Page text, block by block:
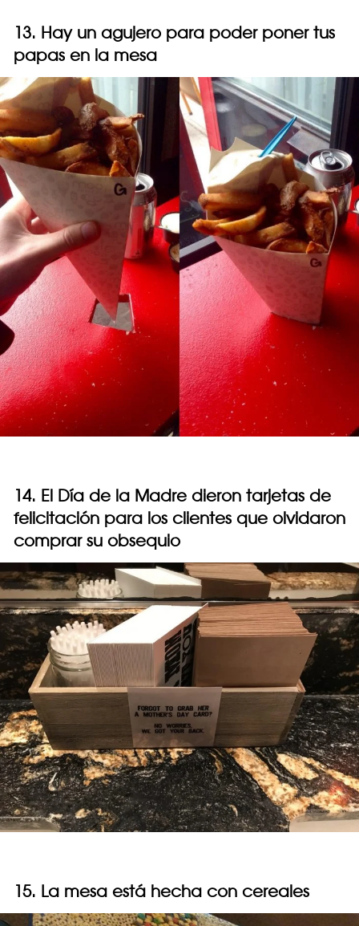
13. Hay un agujero para poder poner tus
papas en la mesa
14. El Día de la Madre dieron tarjetas de
felicitación para los clientes que olvidaron
comprar su obsequio
15. La mesa está hecha con cereales